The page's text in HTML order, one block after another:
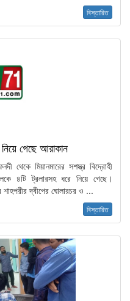
বিস্তারিত
গেছে আরাকান
থেকে মিয়ানমারের সশস্ত্র বিদ্রোহী
৪টি ট্রলারসহ ধরে নিয়ে গেছে।
দ্বীপের ঘোলারচর ও ...
বিস্তারিত